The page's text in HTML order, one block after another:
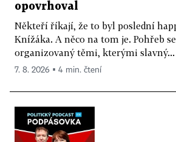
opovrhoval
Někteří říkají, že to byl poslední
Knížáka. A něco na tom je. Pohřeb
organizovaný těmi, kterými slavný...
7. 8. 2026 ▪ 4 min. čtení